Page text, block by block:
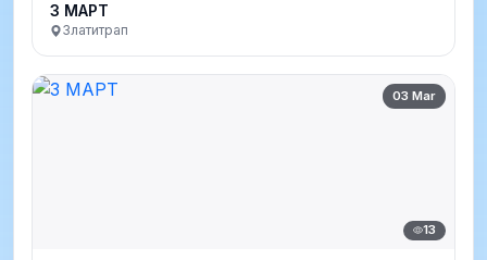
3 МАРТ
Златитрап
03 Mar
13